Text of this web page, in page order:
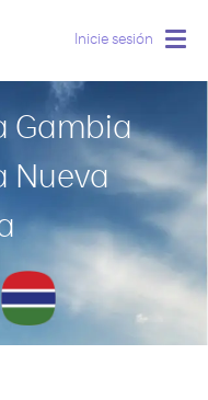
Inicie sesión
Gambia
Nueva